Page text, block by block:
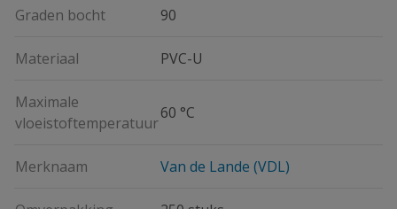
Graden bocht 90
Materiaal PVC-U
Maximale
vloeistoftemperatuur
60 °C
Merknaam Van de Lande (VDL)